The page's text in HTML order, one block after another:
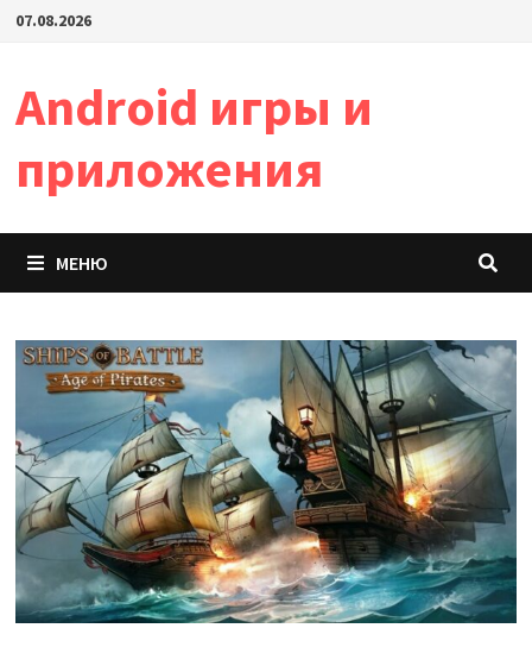
Перейти
07.08.2026
Android игры и
приложения
МЕНЮ